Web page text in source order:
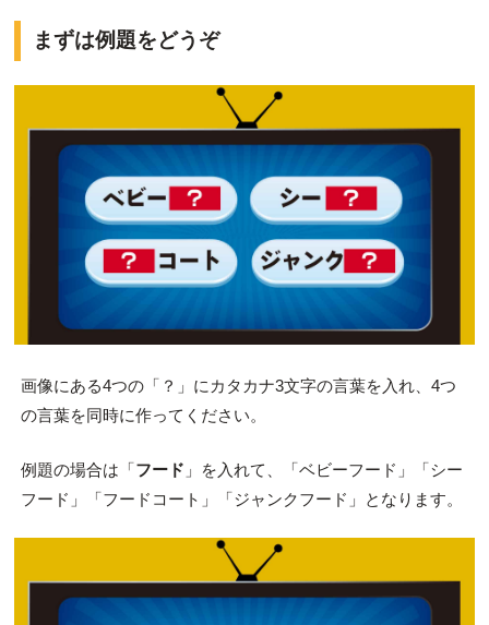
まずは例題をどうぞ
画像にある4つの「？」にカタカナ3文字の言葉を入れ、4つ
の言葉を同時に作ってください。
例題の場合は「フード 」を入れて、「ベビーフード」「シー
フード」「フードコート」「ジャンクフード」となります。